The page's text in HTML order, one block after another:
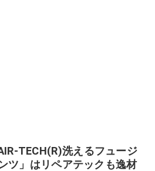
TECH(R)洗えるフュージ
ツ」はリペアテックも逸材